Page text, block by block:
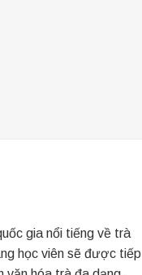
gia nổi tiếng về trà
học viên sẽ được tiếp